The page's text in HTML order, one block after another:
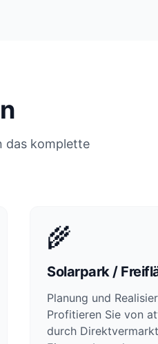
das komplette
🌾
Solarpark /
Planung und
Profitieren Sie von
durch